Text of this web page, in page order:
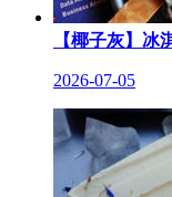
【椰子灰】冰
2026-07-05